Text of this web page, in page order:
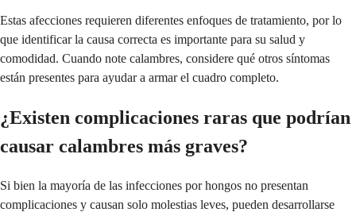
Estas afecciones requieren diferentes enfoques de tratamiento, por lo
que identificar la causa correcta es importante para su salud y
comodidad. Cuando note calambres, considere qué otros síntomas
están presentes para ayudar a armar el cuadro completo.
¿Existen complicaciones raras que podrían
causar calambres más graves?
Si bien la mayoría de las infecciones por hongos no presentan
complicaciones y causan solo molestias leves, pueden desarrollarse